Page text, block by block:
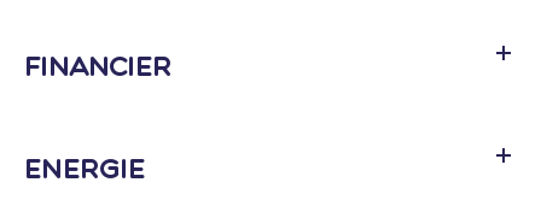
Financier
Energie